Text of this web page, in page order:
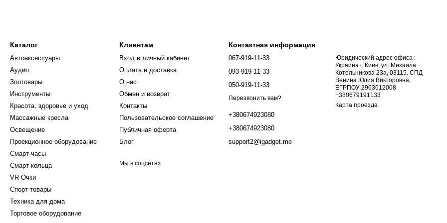
управления смартфоном и другого
и устройств.
без сложных настроек.
с Shinecon SC-G10-Box и Shinecon SC-B01!
Каталог
Автоаксессуары
Аудио
Зоотовары
Инструменты
Красота, здоровье и уход
Массажные кресла
Освещение
Проекционное оборудование
Смарт-часы
Смарт-кольца
VR Очки
Спорт-товары
Техника для дома
Торговое оборудование
Клиентам
Вход в личный кабинет
Оплата и доставка
О нас
Обмен и возврат
Контакты
Пользовательское соглашение
Публичная оферта
Блог
Мы в соцсетях
Контактная информация
067-919-11-33
093-919-11-33
050-919-11-33
Перезвонить вам?
+380674923080
+380674923080
support2@igadget.me
Юридический адрес офиса :
Украина г. Киев, ул. Михаила
Котельникова 23а, 03115. СПД
Венина Юлия Викторовна,
ЕГРПОУ 2963612008
+380679191133
Карта проезда